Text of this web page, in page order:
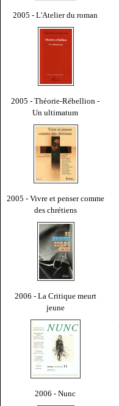
2005 - L'Atelier du roman
2005 - Théorie-Rébellion -
Un ultimatum
2005 - Vivre et penser comme
des chrétiens
2006 - La Critique meurt
jeune
2006 - Nunc